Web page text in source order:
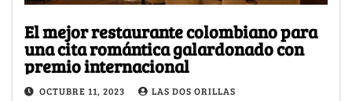
El mejor restaurante colombiano para
una cita romántica galardonado con
premio internacional
OCTUBRE 11, 2023 LAS DOS ORILLAS